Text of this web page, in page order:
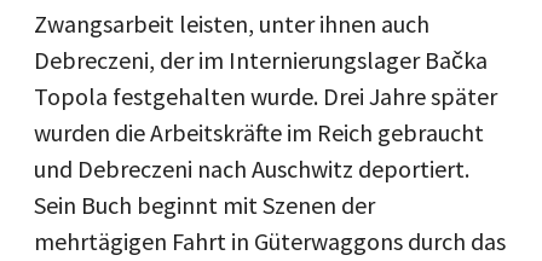
Zwangsarbeit leisten, unter ihnen auch
Debreczeni, der im Internierungslager Bačka
Topola festgehalten wurde. Drei Jahre später
wurden die Arbeitskräfte im Reich gebraucht
und Debreczeni nach Auschwitz deportiert.
Sein Buch beginnt mit Szenen der
mehrtägigen Fahrt in Güterwaggons durch das